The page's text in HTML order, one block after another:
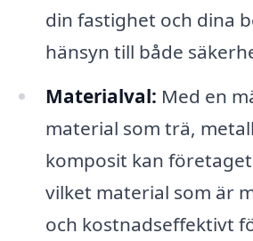
din fastighet och dina
hänsyn till både
Materialval: Med en
material som trä,
komposit kan
vilket material som är
och kostnadseffektivt